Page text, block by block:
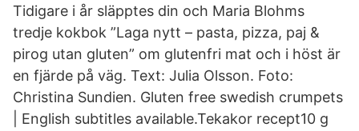
Tidigare i år släpptes din och Maria Blohms
tredje kokbok ”Laga nytt – pasta, pizza, paj &
pirog utan gluten” om glutenfri mat och i höst är
en fjärde på väg. Text: Julia Olsson. Foto:
Christina Sundien. Gluten free swedish crumpets
| English subtitles available.Tekakor recept10 g